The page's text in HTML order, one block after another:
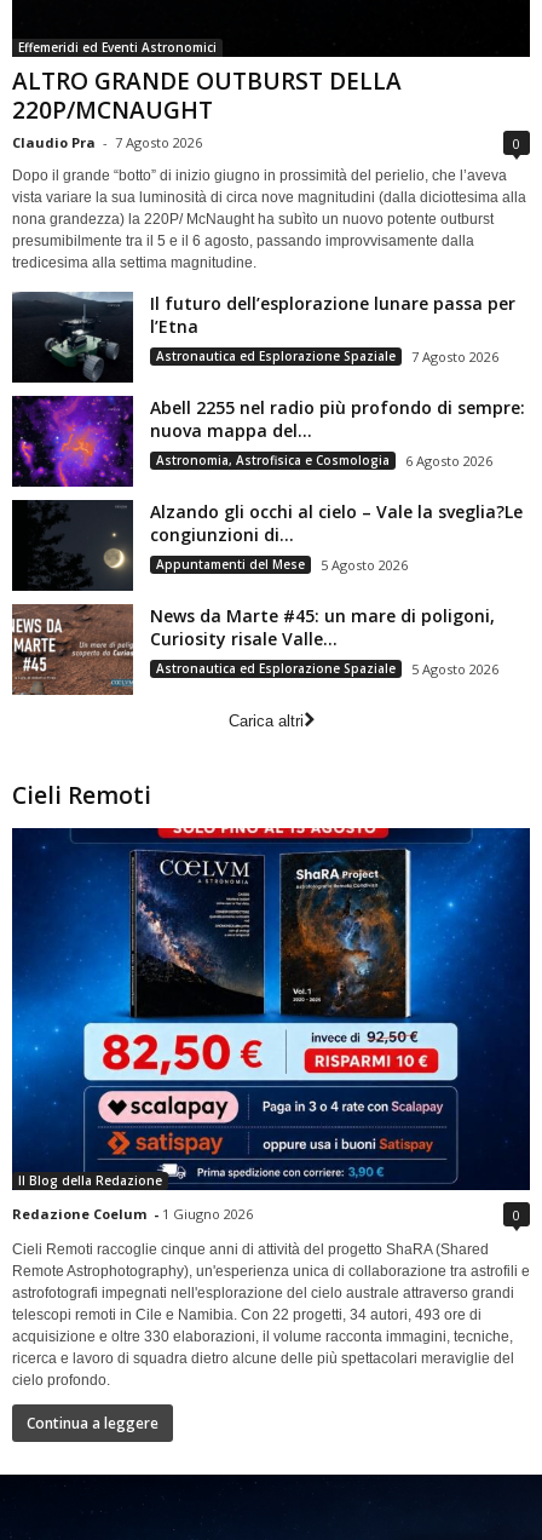
Effemeridi ed Eventi Astronomici
ALTRO GRANDE OUTBURST DELLA
220P/MCNAUGHT
Claudio Pra - 7 Agosto 2026 0
Dopo il grande “botto” di inizio giugno in prossimità del perielio, che l’aveva
vista variare la sua luminosità di circa nove magnitudini (dalla diciottesima alla
nona grandezza) la 220P/ McNaught ha subìto un nuovo potente outburst
presumibilmente tra il 5 e il 6 agosto, passando improvvisamente dalla
tredicesima alla settima magnitudine.
Il futuro dell’esplorazione lunare passa per
l’Etna
Astronautica ed Esplorazione Spaziale 7 Agosto 2026
Abell 2255 nel radio più profondo di sempre:
nuova mappa del...
Astronomia, Astrofisica e Cosmologia 6 Agosto 2026
Alzando gli occhi al cielo – Vale la sveglia?Le
congiunzioni di...
Appuntamenti del Mese 5 Agosto 2026
News da Marte #45: un mare di poligoni,
Curiosity risale Valle...
Astronautica ed Esplorazione Spaziale 5 Agosto 2026
Carica altri
Cieli Remoti
Il Blog della Redazione
Redazione Coelum - 1 Giugno 2026 0
Cieli Remoti raccoglie cinque anni di attività del progetto ShaRA (Shared
Remote Astrophotography), un'esperienza unica di collaborazione tra astrofili e
astrofotografi impegnati nell'esplorazione del cielo australe attraverso grandi
telescopi remoti in Cile e Namibia. Con 22 progetti, 34 autori, 493 ore di
acquisizione e oltre 330 elaborazioni, il volume racconta immagini, tecniche,
ricerca e lavoro di squadra dietro alcune delle più spettacolari meraviglie del
cielo profondo.
Continua a leggere